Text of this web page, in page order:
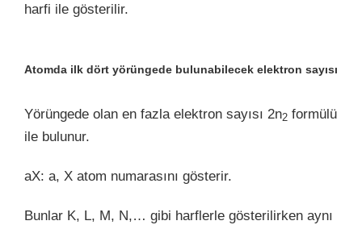
harfi ile gösterilir.
Atomda ilk dört yörüngede bulunabilecek elektron sayısı
Yörüngede olan en fazla elektron sayısı 2n2 formülü
ile bulunur.
aX: a, X atom numarasını gösterir.
Bunlar K, L, M, N,… gibi harflerle gösterilirken aynı